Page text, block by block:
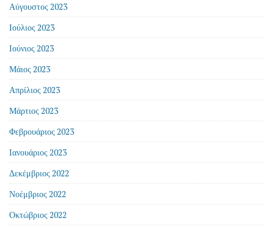
Αύγουστος 2023
Ιούλιος 2023
Ιούνιος 2023
Μάιος 2023
Απρίλιος 2023
Μάρτιος 2023
Φεβρουάριος 2023
Ιανουάριος 2023
Δεκέμβριος 2022
Νοέμβριος 2022
Οκτώβριος 2022